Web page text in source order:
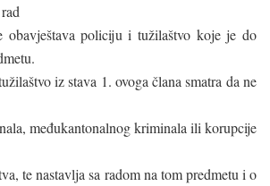
obavještava policiju i tužilaštvo koje je do
iz stava 1. ovoga člana smatra da ne
međukantonalnog kriminala ili korupcije
te nastavlja sa radom na tom predmetu i o